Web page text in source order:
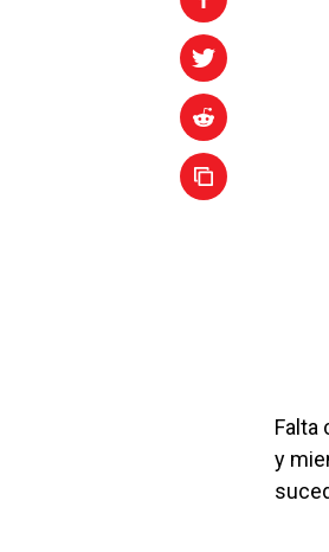
Falta
y